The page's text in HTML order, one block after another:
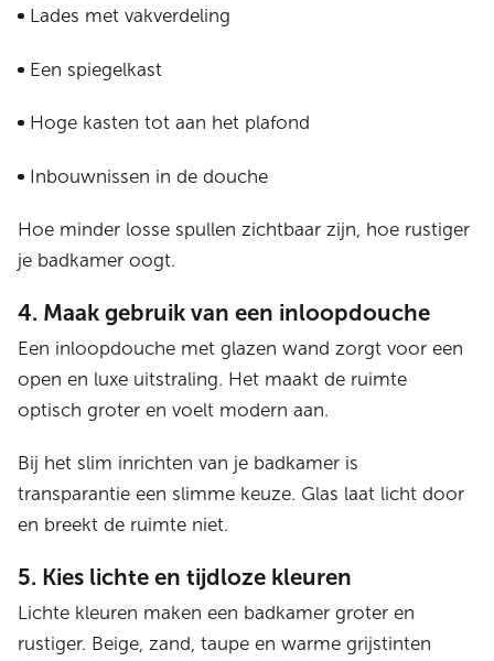
Lades met vakverdeling
Een spiegelkast
Hoge kasten tot aan het plafond
Inbouwnissen in de douche
Hoe minder losse spullen zichtbaar zijn, hoe rustiger
je badkamer oogt.
4. Maak gebruik van een inloopdouche
Een inloopdouche met glazen wand zorgt voor een
open en luxe uitstraling. Het maakt de ruimte
optisch groter en voelt modern aan.
Bij het slim inrichten van je badkamer is
transparantie een slimme keuze. Glas laat licht door
en breekt de ruimte niet.
5. Kies lichte en tijdloze kleuren
Lichte kleuren maken een badkamer groter en
rustiger. Beige, zand, taupe en warme grijstinten